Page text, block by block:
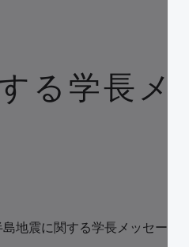
る学長メ
地震に関する学長メッセージ